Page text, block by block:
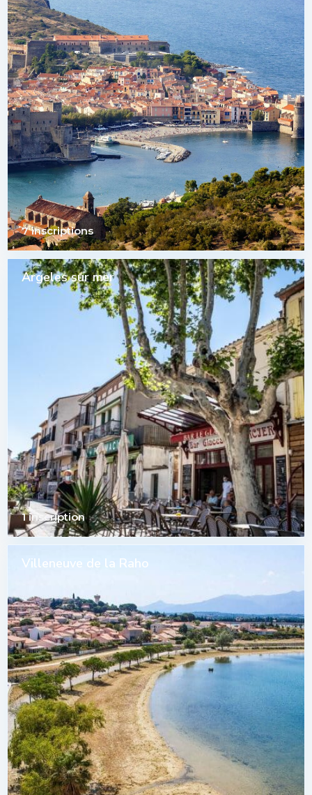
7 inscriptions
Argeles sur mer
1 inscription
Villeneuve de la Raho